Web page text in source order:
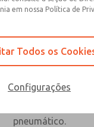
ROSS que
Para descobrir
basta
confiar que
pneumático.
em nossa Política de
Todos os
Configurações